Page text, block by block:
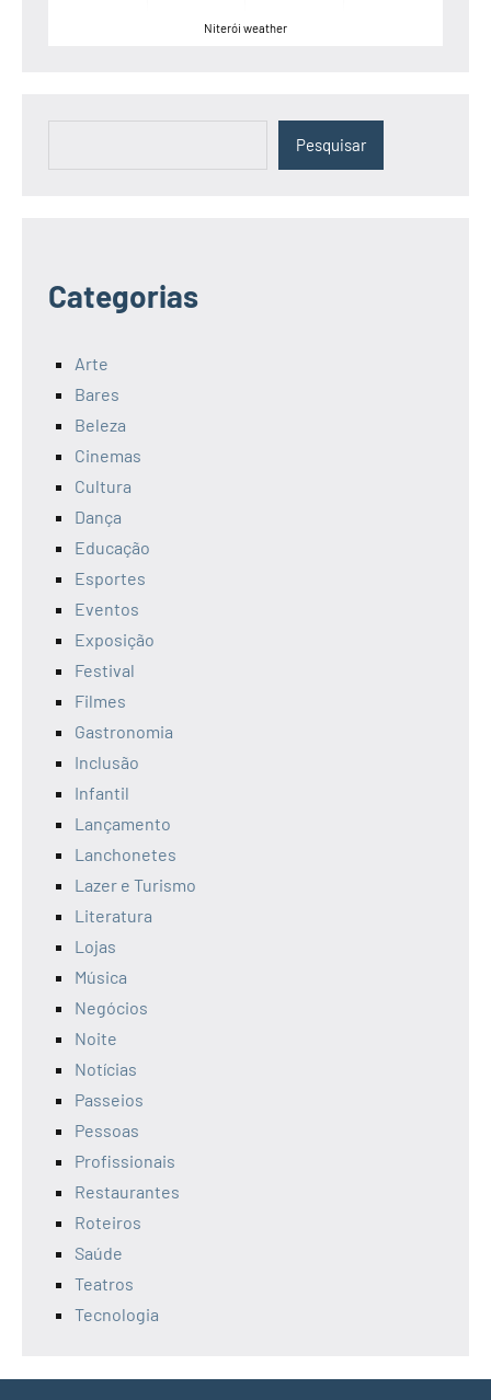
Niterói weather
Pesquisar
Categorias
Arte
Bares
Beleza
Cinemas
Cultura
Dança
Educação
Esportes
Eventos
Exposição
Festival
Filmes
Gastronomia
Inclusão
Infantil
Lançamento
Lanchonetes
Lazer e Turismo
Literatura
Lojas
Música
Negócios
Noite
Notícias
Passeios
Pessoas
Profissionais
Restaurantes
Roteiros
Saúde
Teatros
Tecnologia